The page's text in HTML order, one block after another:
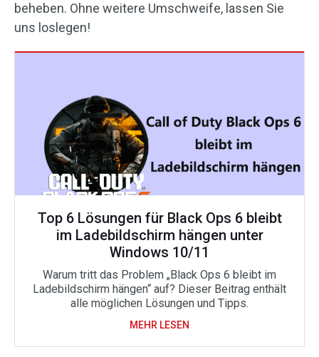
beheben. Ohne weitere Umschweife, lassen Sie
uns loslegen!
Top 6 Lösungen für Black Ops 6 bleibt
im Ladebildschirm hängen unter
Windows 10/11
Warum tritt das Problem „Black Ops 6 bleibt im
Ladebildschirm hängen“ auf? Dieser Beitrag enthält
alle möglichen Lösungen und Tipps.
MEHR LESEN